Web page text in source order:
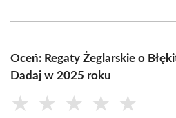
Oceń: Regaty Żeglarskie o
Dadaj w 2025 roku
★ ★ ★ ★ ★